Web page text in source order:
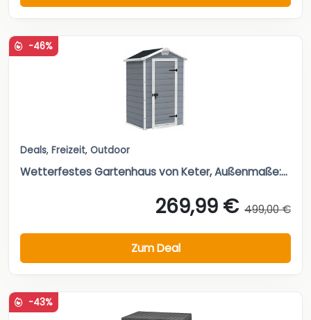
-46%
Deals, Freizeit, Outdoor
Wetterfestes Gartenhaus von Keter, Außenmaße:...
269,99 € 499,00 €
Zum Deal
-43%